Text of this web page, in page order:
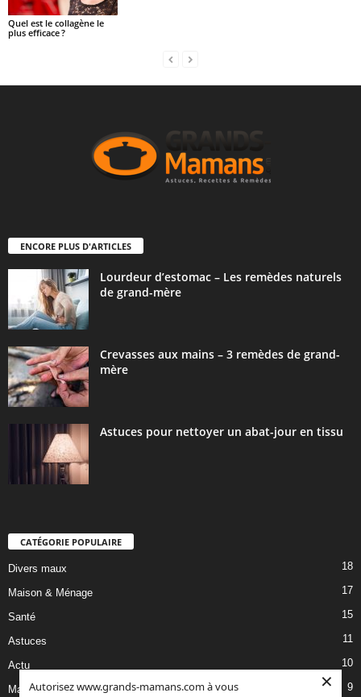
Autorisez www.grands-mamans.com à vous
×
Quel est le collagène le
plus efficace ?
ENCORE PLUS D'ARTICLES
Lourdeur d’estomac – Les remèdes naturels
de grand-mère
Crevasses aux mains – 3 remèdes de grand-
mère
Astuces pour nettoyer un abat-jour en tissu
CATÉGORIE POPULAIRE
Divers maux 18
Maison & Ménage 17
Santé 15
Astuces 11
Actu 10
Maladies & Allergies 9